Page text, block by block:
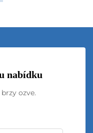
nabídku
ozve.